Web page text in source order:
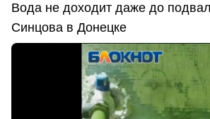
Вода не доходит даже до
Синцова в Донецке